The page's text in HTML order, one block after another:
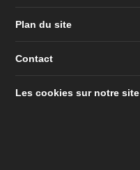
Plan du site
Contact
Les cookies sur notre site